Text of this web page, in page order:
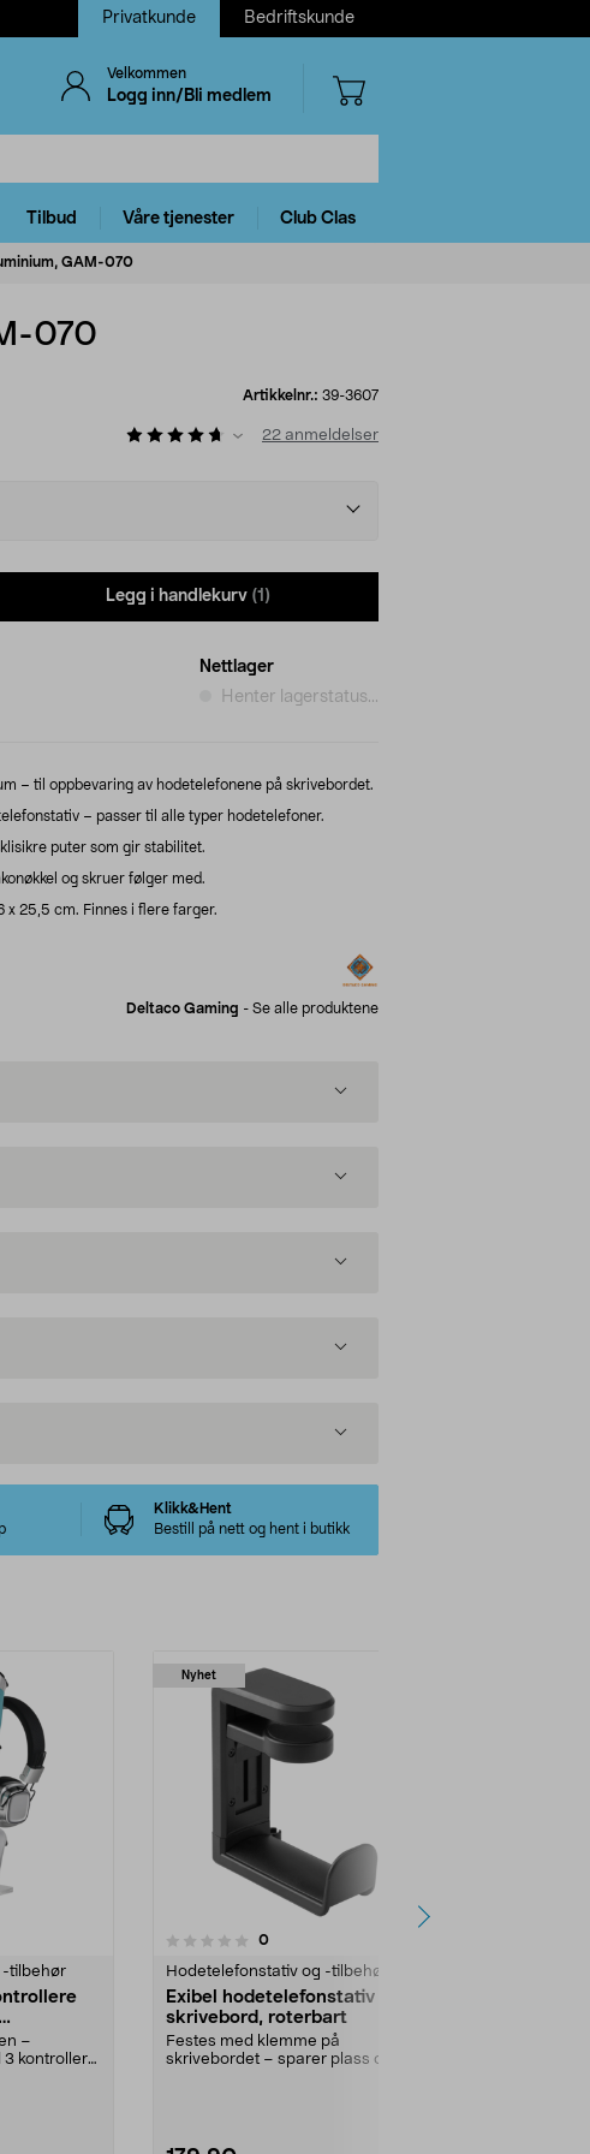
Privatkunde Bedriftskunde
Velkommen
Logg inn/Bli medlem
Tilbud Våre tjenester Club Clas
GAM-070
070
Artikkelnr.: 39-3607
22 anmeldelser
Legg i handlekurv (1)
Nettlager
Henter lagerstatus...
– til oppbevaring av hodetelefonene på skrivebordet.
– passer til alle typer hodetelefoner.
puter som gir stabilitet.
og skruer følger med.
x 25,5 cm. Finnes i flere farger.
Deltaco Gaming - Se alle produktene
Klikk&Hent
Bestill på nett og hent i butikk
-tilbehør
–
kontrollere
Nyhet
0anmeldelser
Hodetelefonstativ og -tilbehør
Exibel hodetelefonstativ
skrivebord, roterbart
Festes med klemme på
skrivebordet – sparer plass og
3.5 av 5 stjerner